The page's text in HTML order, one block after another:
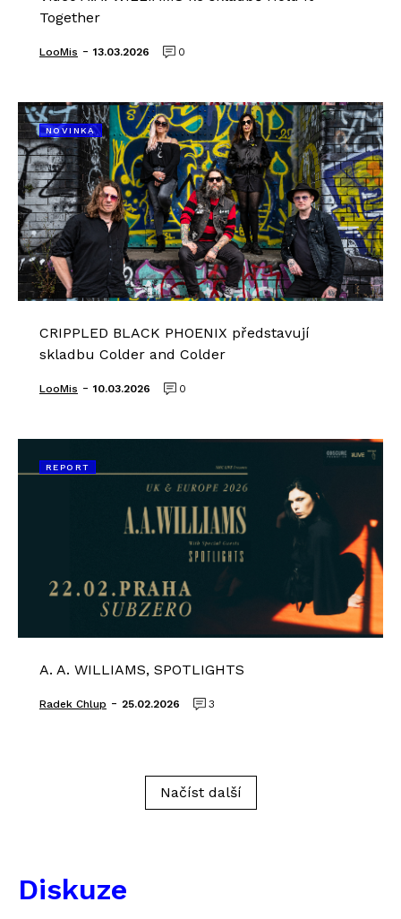
Together
LooMis - 13.03.2026 0
NOVINKA
CRIPPLED BLACK PHOENIX představují
skladbu Colder and Colder
LooMis - 10.03.2026 0
REPORT
A. A. WILLIAMS, SPOTLIGHTS
Radek Chlup - 25.02.2026 3
Načíst další
Diskuze